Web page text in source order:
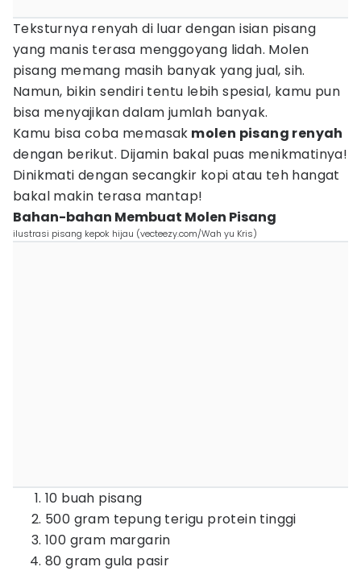
Teksturnya renyah di luar dengan isian pisang
yang manis terasa menggoyang lidah. Molen
pisang memang masih banyak yang jual, sih.
Namun, bikin sendiri tentu lebih spesial, kamu pun
bisa menyajikan dalam jumlah banyak.
Kamu bisa coba memasak molen pisang renyah
dengan berikut. Dijamin bakal puas menikmatinya!
Dinikmati dengan secangkir kopi atau teh hangat
bakal makin terasa mantap!
Bahan-bahan Membuat Molen Pisang
ilustrasi pisang kepok hijau (vecteezy.com/Wah yu Kris)
10 buah pisang
500 gram tepung terigu protein tinggi
100 gram margarin
80 gram gula pasir